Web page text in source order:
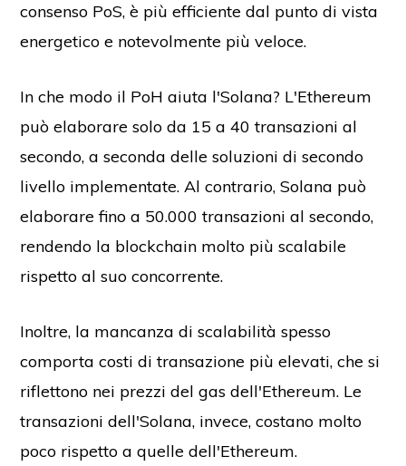
consenso PoS, è più efficiente dal punto di vista
energetico e notevolmente più veloce.
In che modo il PoH aiuta l'Solana? L'Ethereum
può elaborare solo da 15 a 40 transazioni al
secondo, a seconda delle soluzioni di secondo
livello implementate. Al contrario, Solana può
elaborare fino a 50.000 transazioni al secondo,
rendendo la blockchain molto più scalabile
rispetto al suo concorrente.
Inoltre, la mancanza di scalabilità spesso
comporta costi di transazione più elevati, che si
riflettono nei prezzi del gas dell'Ethereum. Le
transazioni dell'Solana, invece, costano molto
poco rispetto a quelle dell'Ethereum.